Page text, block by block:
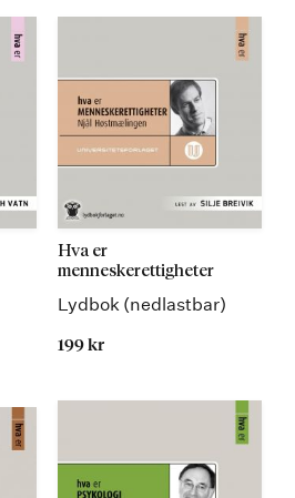
Hva er
menneskerettigheter
Lydbok (nedlastbar)
199 kr